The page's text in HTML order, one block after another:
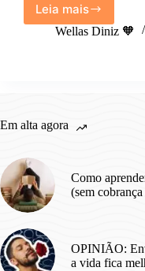
Leia mais
Uma
reflexão
Wellas Diniz 🧡
Em alta agora
Como
(sem
OPINIÃO:
a vida fica